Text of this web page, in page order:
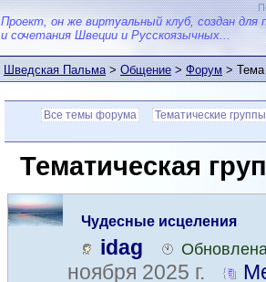
Проект, он же виртуальный клуб, создан для
и сочетания Швеции и Русскоязычных...
Шведская Пальма>Общение>Форум>
Все темы форума Тематические группы
Тематическая
Чудесные исцеления
idag
ноября 2025 г.